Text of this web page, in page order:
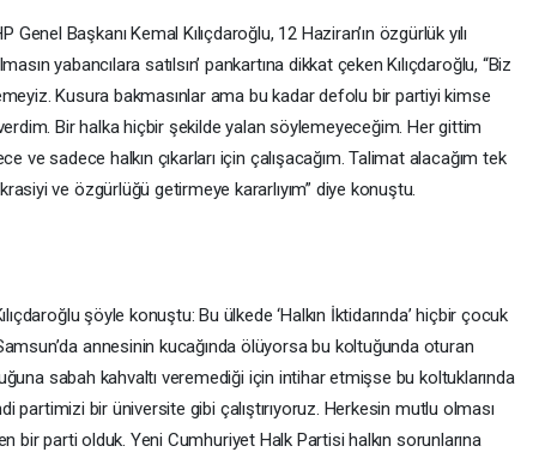
Başkanı Kemal Kılıçdaroğlu, 12 Haziran’ın özgürlük yılı
yabancılara satılsın’ pankartına dikkat çeken Kılıçdaroğlu, “Biz
Kusura bakmasınlar ama bu kadar defolu bir partiyi kimse
Bir halka hiçbir şekilde yalan söylemeyeceğim. Her gittim
ve sadece halkın çıkarları için çalışacağım. Talimat alacağım tek
ve özgürlüğü getirmeye kararlıyım” diye konuştu.
şöyle konuştu: Bu ülkede ‘Halkın İktidarında’ hiçbir çocuk
annesinin kucağında ölüyorsa bu koltuğunda oturan
sabah kahvaltı veremediği için intihar etmişse bu koltuklarında
partimizi bir üniversite gibi çalıştırıyoruz. Herkesin mutlu olması
bir parti olduk. Yeni Cumhuriyet Halk Partisi halkın sorunlarına